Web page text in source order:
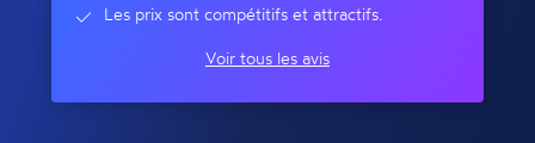
Les prix sont compétitifs et attractifs.
Voir tous les avis